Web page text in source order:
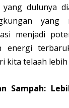
yang dulunya
yang
menjadi
energi
kita telaah lebih
Sampah: